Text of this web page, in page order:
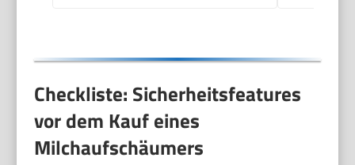
Schwarz
Checkliste: Sicherheitsfeatures
vor dem Kauf eines
Milchaufschäumers